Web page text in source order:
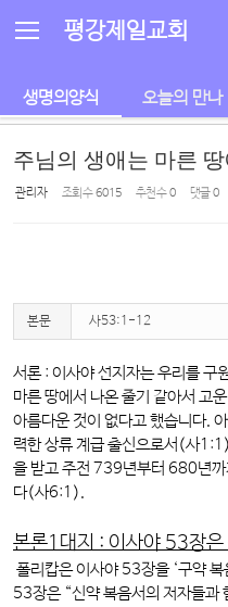
평강제일교회
생명의양식 오늘의 만나
주님의 생애는 마른
관리자 조회 수6015 추천 수0 댓글0
본문 사53:1-12
서론 : 이사야 선지자는 우리를 구
마른 땅에서 나온 줄기 같아서 고
아름다운 것이 없다고 했습니다.
력한 상류 계급 출신으로서(사
을 받고 주전 739년부터 680년까
다(사6:1).
본론1대지 : 이사야 53장은
폴리캅은 이사야 53장을 ‘구약
53장은 “신약 복음서의 저자들과